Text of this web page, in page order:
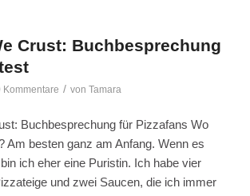
Crust: Buchbesprechung
Kommentare / von Tamara
Buchbesprechung für Pizzafans Wo
Am besten ganz am Anfang. Wenn es
ich eher eine Puristin. Ich habe vier
und zwei Saucen, die ich immer